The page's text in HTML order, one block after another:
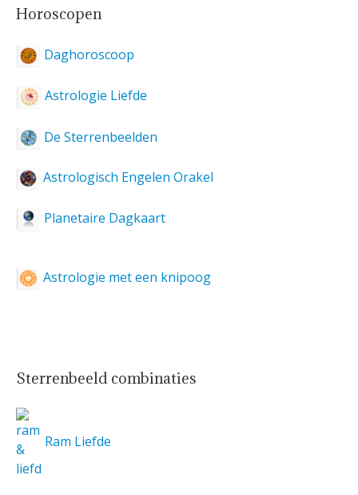
Horoscopen
Daghoroscoop
Astrologie Liefde
De Sterrenbeelden
Astrologisch Engelen Orakel
Planetaire Dagkaart
Astrologie met een knipoog
Sterrenbeeld combinaties
Ram Liefde